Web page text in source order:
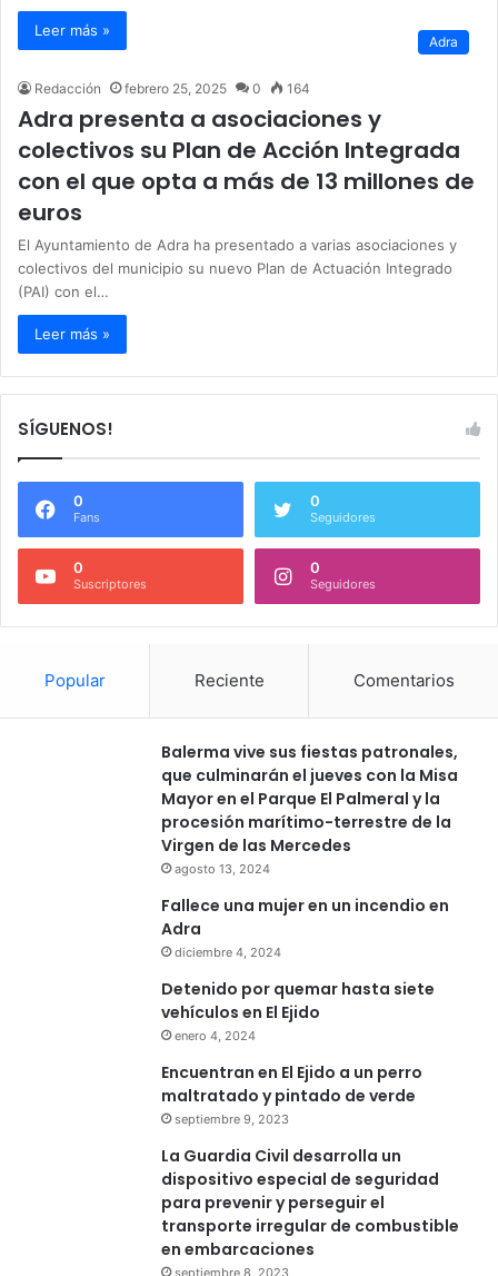
Leer más »
Adra
Redacción febrero 25, 2025 0 164
Adra presenta a asociaciones y
colectivos su Plan de Acción Integrada
con el que opta a más de 13 millones de
euros
El Ayuntamiento de Adra ha presentado a varias asociaciones y
colectivos del municipio su nuevo Plan de Actuación Integrado
(PAI) con el…
Leer más »
SÍGUENOS!
0
Fans
0
Seguidores
0
Suscriptores
0
Seguidores
Popular Reciente Comentarios
Balerma vive sus fiestas patronales,
que culminarán el jueves con la Misa
Mayor en el Parque El Palmeral y la
procesión marítimo-terrestre de la
Virgen de las Mercedes
agosto 13, 2024
Fallece una mujer en un incendio en
Adra
diciembre 4, 2024
Detenido por quemar hasta siete
vehículos en El Ejido
enero 4, 2024
Encuentran en El Ejido a un perro
maltratado y pintado de verde
septiembre 9, 2023
La Guardia Civil desarrolla un
dispositivo especial de seguridad
para prevenir y perseguir el
transporte irregular de combustible
en embarcaciones
septiembre 8, 2023